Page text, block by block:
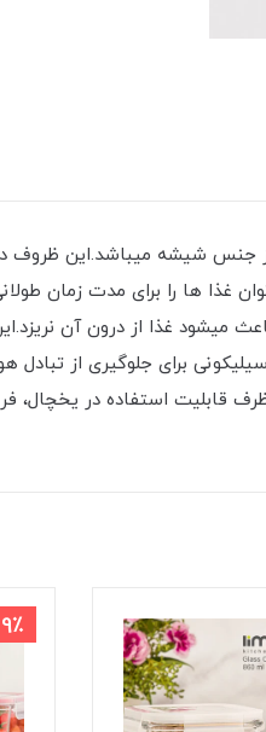
جنس شیشه میباشد.این ظروف در
غذا ها را برای مدت زمان
غذا از درون آن
برای جلوگیری از
استفاده در یخچال،
9٪